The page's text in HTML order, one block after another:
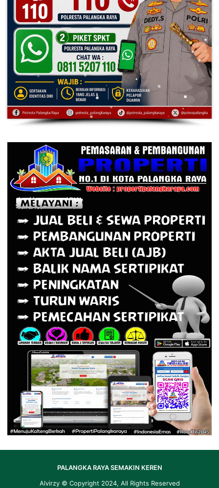
PALANGKA RAYA SEMAKIN KEREN
Alvirzy © Copyright 2024, All Rights Reserved